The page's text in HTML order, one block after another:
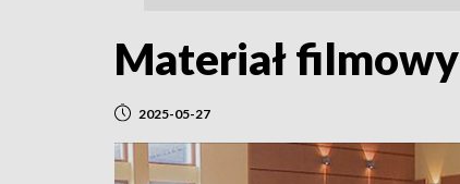
Materiał filmowy
2025-05-27